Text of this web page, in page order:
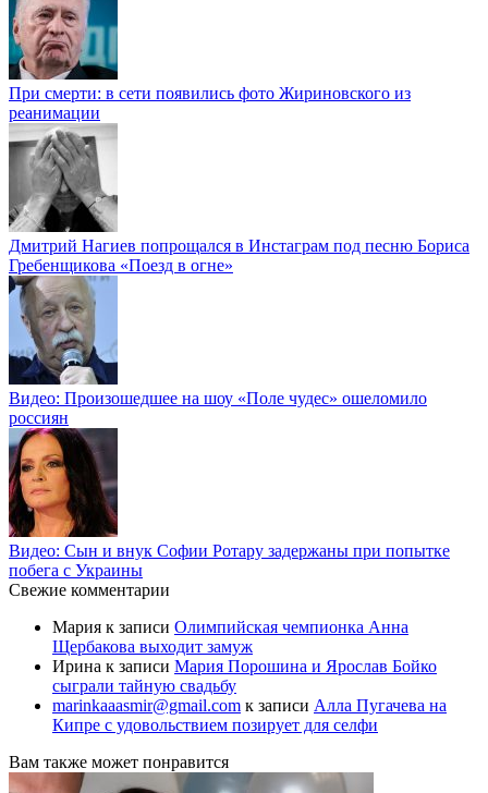
При смерти: в сети появились фото Жириновского из
реанимации
Дмитрий Нагиев попрощался в Инстаграм под песню Бориса
Гребенщикова «Поезд в огне»
Видео: Произошедшее на шоу «Поле чудес» ошеломило
россиян
Видео: Сын и внук Софии Ротару задержаны при попытке
побега с Украины
Свежие комментарии
Мария к записи Олимпийская чемпионка Анна
Щербакова выходит замуж
Ирина к записи Мария Порошина и Ярослав Бойко
сыграли тайную свадьбу
marinkaaasmir@gmail.com к записи Алла Пугачева на
Кипре с удовольствием позирует для селфи
Вам также может понравится